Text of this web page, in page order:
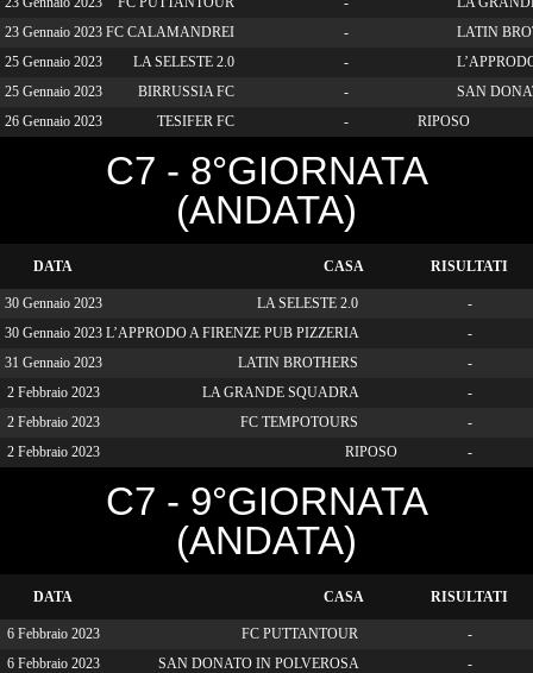
23 Gennaio 2023 FC CALAMANDREI -
LATIN
25 Gennaio 2023
LA SELESTE 2.0 -
25 Gennaio 2023
BIRRUSSIA FC -
SAN
26 Gennaio 2023
TESIFER FC - RIPOSO
C7 - 8°GIORNATA
(ANDATA)
DATA CASA RISULTATI
30 Gennaio 2023 LA SELESTE 2.0
-
30 Gennaio 2023 L’APPRODO A FIRENZE PUB PIZZERIA
-
31 Gennaio 2023
LATIN BROTHERS
-
2 Febbraio 2023
LA GRANDE SQUADRA
-
2 Febbraio 2023
FC TEMPOTOURS
-
2 Febbraio 2023
RIPOSO -
C7 - 9°GIORNATA
(ANDATA)
DATA CASA RISULTATI
6 Febbraio 2023 FC PUTTANTOUR
-
6 Febbraio 2023
SAN DONATO IN POLVEROSA
-